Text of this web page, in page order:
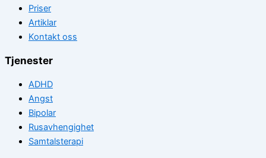
Priser
Artiklar
Kontakt oss
Tjenester
ADHD
Angst
Bipolar
Rusavhengighet
Samtalsterapi